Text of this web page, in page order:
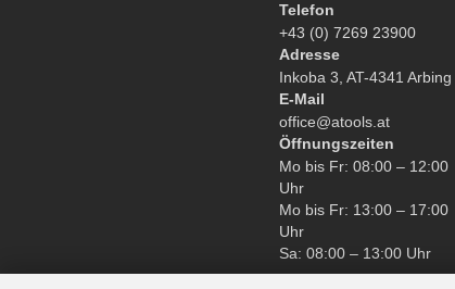
Heckenscheren
Kettensägen
Rasenmäher
Rasentrimmer
Telefon
+43 (0) 7269 23900
Adresse
Inkoba 3, AT-4341 Arbing
E-Mail
office@atools.at
Öffnungszeiten
Mo bis Fr: 08:00 – 12:00
Uhr
Mo bis Fr: 13:00 – 17:00
Uhr
Sa: 08:00 – 13:00 Uhr